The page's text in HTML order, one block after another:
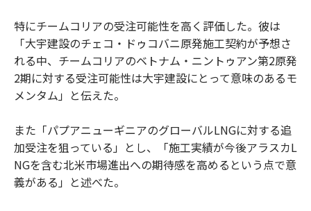
特にチームコリアの受注可能性を高く評価した。彼は
「大宇建設のチェコ・ドゥコバニ原発施工契約が予想さ
れる中、チームコリアのベトナム・ニントゥアン第2原発
2期に対する受注可能性は大宇建設にとって意味のあるモ
メンタム」と伝えた。
また「パプアニューギニアのグローバルLNGに対する追
加受注を狙っている」とし、「施工実績が今後アラスカL
NGを含む北米市場進出への期待感を高めるという点で意
義がある」と述べた。